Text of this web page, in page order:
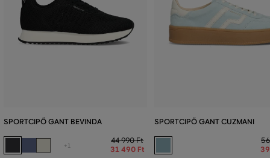
SPORTCIPŐ GANT BEVINDA
+1
44 990 Ft
31 490 Ft
SPORTCIPŐ GANT CUZMANI